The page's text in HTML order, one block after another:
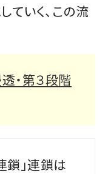
ていく、この流
・第３段階
鎖」連鎖は